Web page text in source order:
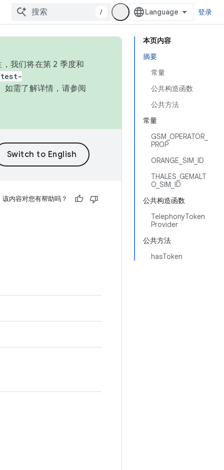
/ 登录
本页内容
摘要
常量
公共构造函数
公共方法
常量
GSM_OPERATOR_
PROP
ORANGE_SIM_ID
THALES_GEMALT
O_SIM_ID
公共构造函数
TelephonyToken
Provider
公共方法
hasToken
我们将在第 2 季度和
如需了解详情，请参阅
该内容对您有帮助吗？